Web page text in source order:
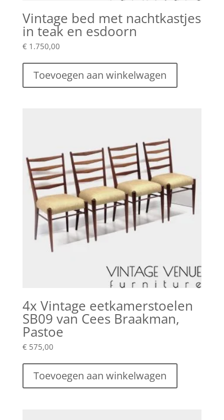
Vintage bed met nachtkastjes
in teak en esdoorn
€ 1.750,00
Toevoegen aan winkelwagen
4x Vintage eetkamerstoelen
SB09 van Cees Braakman,
Pastoe
€ 575,00
Toevoegen aan winkelwagen